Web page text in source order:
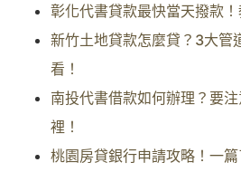
彰化代書貸款最快當天撥款
新竹土地貸款怎麼貸？3大管
看！
南投代書借款如何辦理？要
裡！
桃園房貸銀行申請攻略！一